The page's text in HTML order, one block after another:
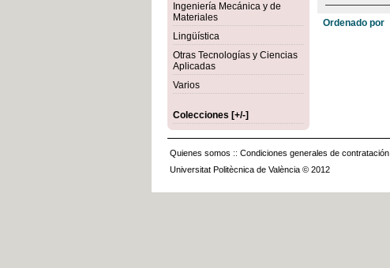
Ingeniería Mecánica y de
Materiales
Lingüística
Otras Tecnologías y Ciencias
Aplicadas
Varios
Colecciones [+/-]
Ordenado por
Quienes somos :: Condiciones generales de contratación
Universitat Politècnica de València © 2012